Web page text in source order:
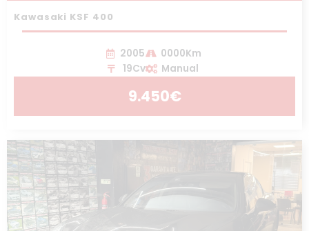
Kawasaki KSF 400
2005
0000Km
19Cv
Manual
9.450€